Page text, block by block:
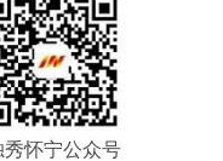
秀怀宁公众号